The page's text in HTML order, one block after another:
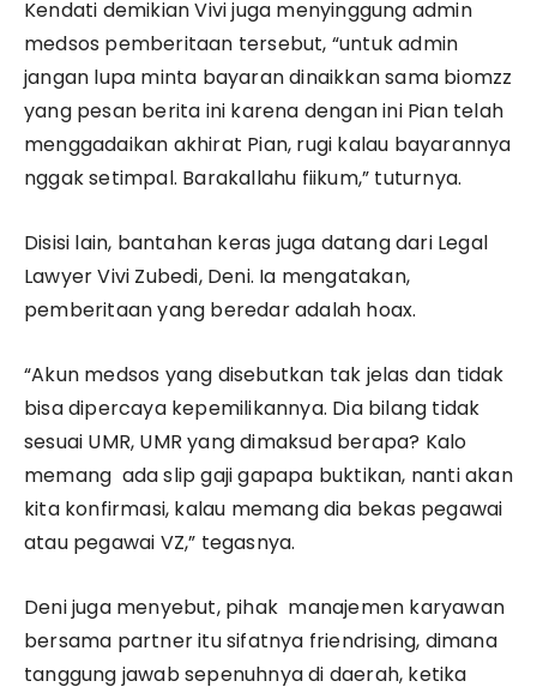
Kendati demikian Vivi juga menyinggung admin
medsos pemberitaan tersebut, “untuk admin
jangan lupa minta bayaran dinaikkan sama biomzz
yang pesan berita ini karena dengan ini Pian telah
menggadaikan akhirat Pian, rugi kalau bayarannya
nggak setimpal. Barakallahu fiikum,” tuturnya.
Disisi lain, bantahan keras juga datang dari Legal
Lawyer Vivi Zubedi, Deni. Ia mengatakan,
pemberitaan yang beredar adalah hoax.
“Akun medsos yang disebutkan tak jelas dan tidak
bisa dipercaya kepemilikannya. Dia bilang tidak
sesuai UMR, UMR yang dimaksud berapa? Kalo
memang ada slip gaji gapapa buktikan, nanti akan
kita konfirmasi, kalau memang dia bekas pegawai
atau pegawai VZ,” tegasnya.
Deni juga menyebut, pihak manajemen karyawan
bersama partner itu sifatnya friendrising, dimana
tanggung jawab sepenuhnya di daerah, ketika